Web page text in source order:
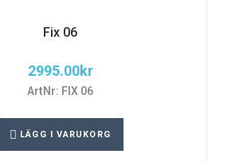
Fix 06
2995.00kr
ArtNr: FIX 06
LÄGG I VARUKORG